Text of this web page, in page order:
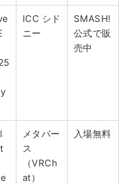
ICC シド
ニー
SMASH!
公式で販
売中
メタバー
ス
（VRCh
at）
入場無料